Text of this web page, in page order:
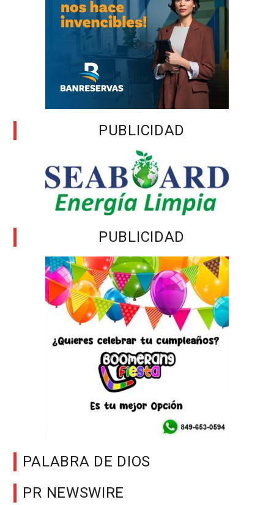
PUBLICIDAD
PUBLICIDAD
PALABRA DE DIOS
PR NEWSWIRE